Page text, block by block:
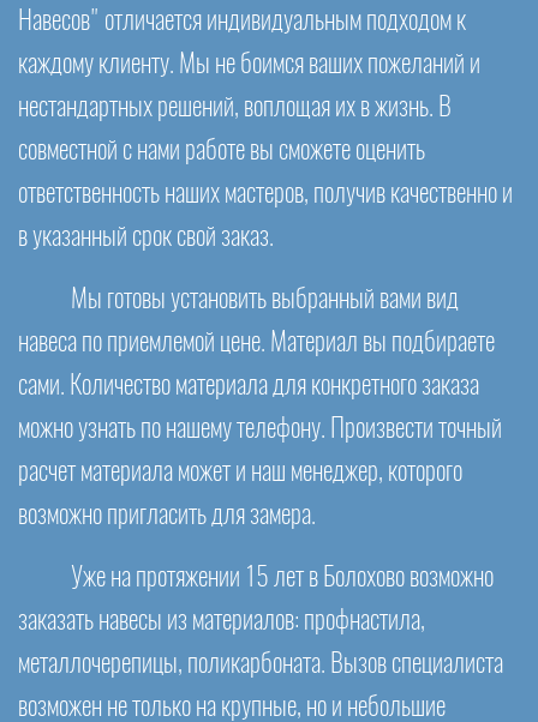
Навесов" отличается индивидуальным подходом к
каждому клиенту. Мы не боимся ваших пожеланий и
нестандартных решений, воплощая их в жизнь. В
совместной с нами работе вы сможете оценить
ответственность наших мастеров, получив качественно и
в указанный срок свой заказ.
Мы готовы установить выбранный вами вид
навеса по приемлемой цене. Материал вы подбираете
сами. Количество материала для конкретного заказа
можно узнать по нашему телефону. Произвести точный
расчет материала может и наш менеджер, которого
возможно пригласить для замера.
Уже на протяжении 15 лет в Болохово возможно
заказать навесы из материалов: профнастила,
металлочерепицы, поликарбоната. Вызов специалиста
возможен не только на крупные, но и небольшие